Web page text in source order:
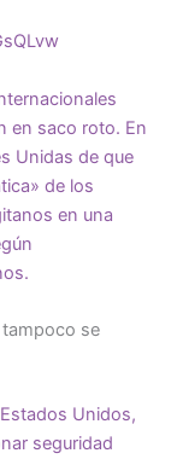
en saco roto. En
Unidas de que
de los
en una
se
Unidos,
seguridad